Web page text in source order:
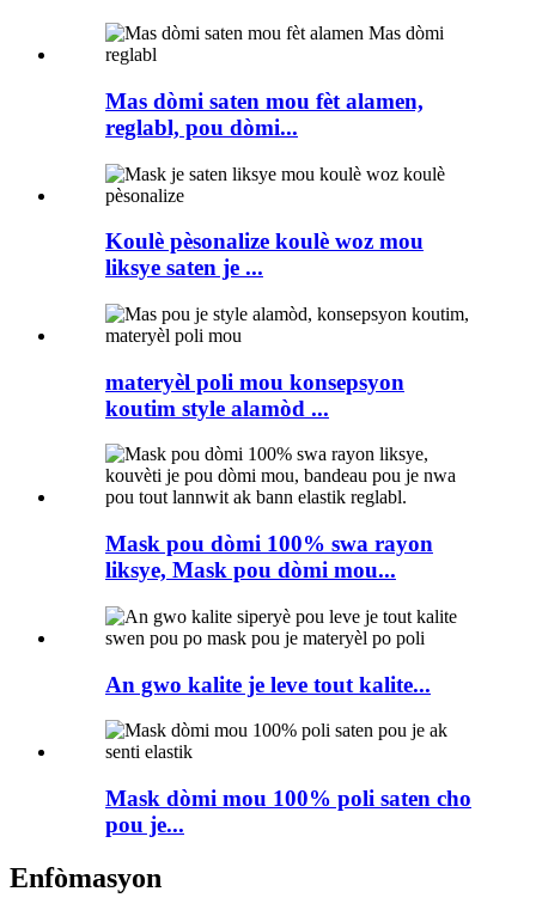
Mas dòmi saten mou fèt alamen,
reglabl, pou dòmi...
Koulè pèsonalize koulè woz mou
liksye saten je ...
materyèl poli mou konsepsyon
koutim style alamòd ...
Mask pou dòmi 100% swa rayon
liksye, Mask pou dòmi mou...
An gwo kalite je leve tout kalite...
Mask dòmi mou 100% poli saten cho
pou je...
Enfòmasyon